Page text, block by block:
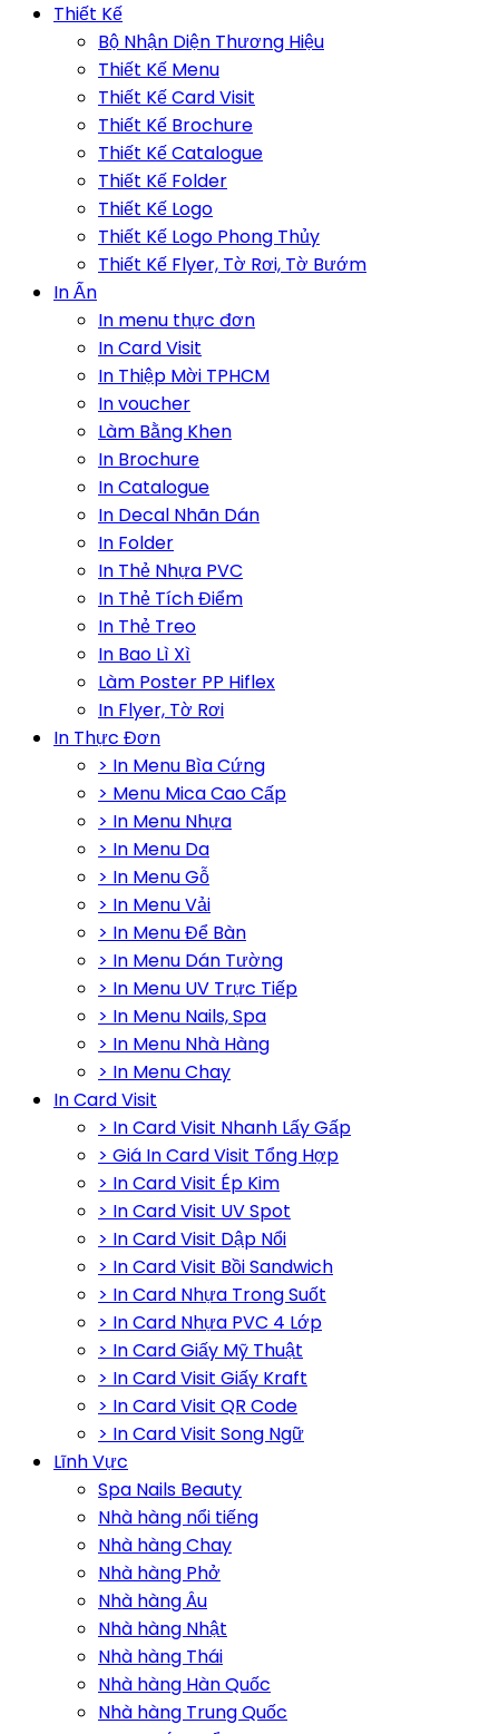
Thiết Kế
Bộ Nhận Diện Thương Hiệu
Thiết Kế Menu
Thiết Kế Card Visit
Thiết Kế Brochure
Thiết Kế Catalogue
Thiết Kế Folder
Thiết Kế Logo
Thiết Kế Logo Phong Thủy
Thiết Kế Flyer, Tờ Rơi, Tờ Bướm
In Ấn
In menu thực đơn
In Card Visit
In Thiệp Mời TPHCM
In voucher
Làm Bằng Khen
In Brochure
In Catalogue
In Decal Nhãn Dán
In Folder
In Thẻ Nhựa PVC
In Thẻ Tích Điểm
In Thẻ Treo
In Bao Lì Xì
Làm Poster PP Hiflex
In Flyer, Tờ Rơi
In Thực Đơn
> In Menu Bìa Cứng
> Menu Mica Cao Cấp
> In Menu Nhựa
> In Menu Da
> In Menu Gỗ
> In Menu Vải
> In Menu Để Bàn
> In Menu Dán Tường
> In Menu UV Trực Tiếp
> In Menu Nails, Spa
> In Menu Nhà Hàng
> In Menu Chay
In Card Visit
> In Card Visit Nhanh Lấy Gấp
> Giá In Card Visit Tổng Hợp
> In Card Visit Ép Kim
> In Card Visit UV Spot
> In Card Visit Dập Nổi
> In Card Visit Bồi Sandwich
> In Card Nhựa Trong Suốt
> In Card Nhựa PVC 4 Lớp
> In Card Giấy Mỹ Thuật
> In Card Visit Giấy Kraft
> In Card Visit QR Code
> In Card Visit Song Ngữ
Lĩnh Vực
Spa Nails Beauty
Nhà hàng nổi tiếng
Nhà hàng Chay
Nhà hàng Phở
Nhà hàng Âu
Nhà hàng Nhật
Nhà hàng Thái
Nhà hàng Hàn Quốc
Nhà hàng Trung Quốc